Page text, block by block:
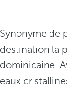
Synonyme de
destination la
dominicaine.
eaux